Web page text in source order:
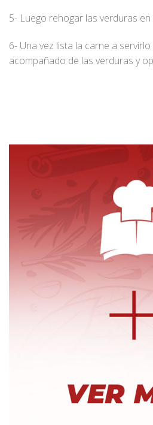
5- Luego rehogar las verduras en
6- Una vez lista la carne a
acompañado de las verduras y